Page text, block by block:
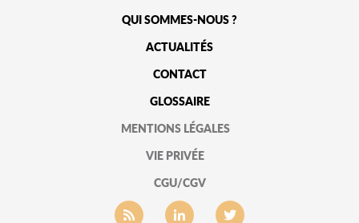
QUI SOMMES-NOUS ?
ACTUALITÉS
CONTACT
GLOSSAIRE
MENTIONS LÉGALES
VIE PRIVÉE
CGU/CGV